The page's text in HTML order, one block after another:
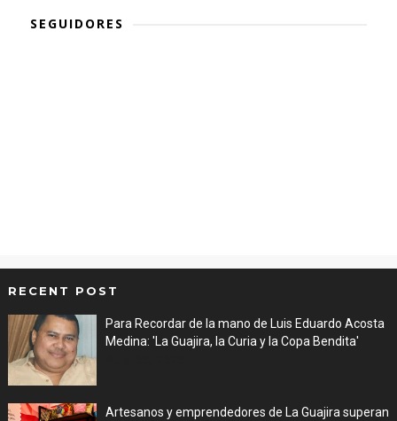
SEGUIDORES
RECENT POST
Para Recordar de la mano de Luis Eduardo Acosta
Medina: 'La Guajira, la Curia y la Copa Bendita'
Artesanos y emprendedores de La Guajira superan